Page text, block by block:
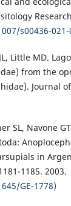
s00436-021-
Little MD.
from the
Journal
SL, Navone
in
1185. 2003.
GE-1778)